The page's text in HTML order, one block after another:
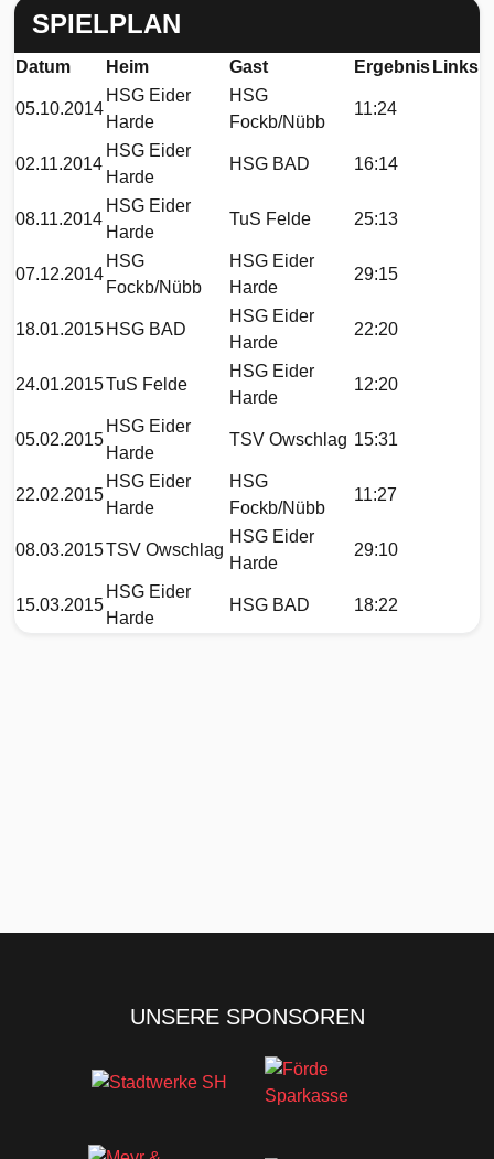
SPIELPLAN
Datum Heim Gast Ergebnis Links
05.10.2014
HSG Eider
Harde
HSG
Fockb/Nübb
11:24
02.11.2014
HSG Eider
Harde
HSG BAD 16:14
08.11.2014
HSG Eider
Harde
TuS Felde 25:13
07.12.2014
HSG
Fockb/Nübb
HSG Eider
Harde
29:15
18.01.2015 HSG BAD
HSG Eider
Harde
22:20
24.01.2015TuS Felde
HSG Eider
Harde
12:20
05.02.2015
HSG Eider
Harde
TSV Owschlag 15:31
22.02.2015
HSG Eider
Harde
HSG
Fockb/Nübb
11:27
08.03.2015TSV Owschlag
HSG Eider
Harde
29:10
15.03.2015
HSG Eider
Harde
HSG BAD 18:22
UNSERE SPONSOREN